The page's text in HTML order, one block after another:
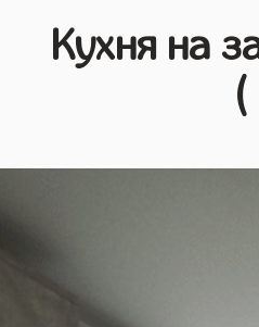
Кухня на
(